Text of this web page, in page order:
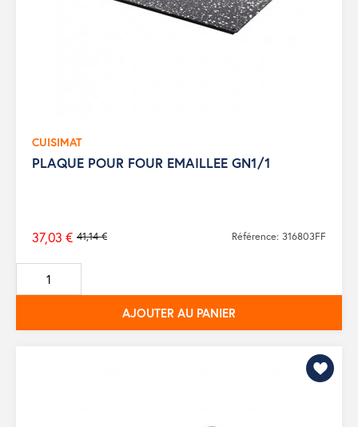
CUISIMAT
PLAQUE POUR FOUR EMAILLEE GN1/1
Prix
de
base
41,14 €
37,03 € Référence: 316803FF
AJOUTER AU PANIER